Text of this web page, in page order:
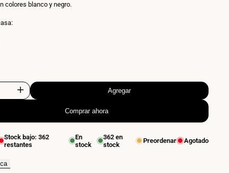
colores blanco y negro.
Aumentar
Aplique
Agregar
Comprar ahora
Stock bajo: 362
restantes
En
stock
362en
stock
Preordenar Agotado